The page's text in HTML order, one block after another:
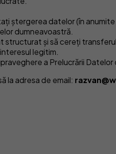
ștergerea datelor (în
dumneavoastră.
structurat și să cereți
legitim.
a Prelucrării
la adresa de email: